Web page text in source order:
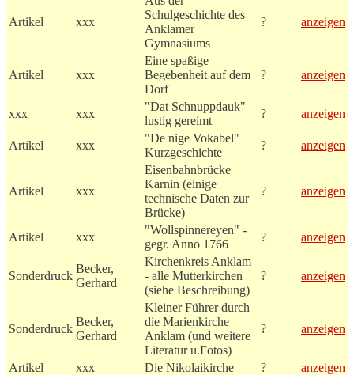
Artikel xxx
Schulgeschichte des
Anklamer
Gymnasiums
? anzeigen
Artikel xxx
Eine spaßige
Begebenheit auf dem
Dorf
? anzeigen
xxx xxx
"Dat Schnuppdauk"
lustig gereimt
? anzeigen
Artikel xxx
"De nige Vokabel"
Kurzgeschichte
? anzeigen
Artikel xxx
Eisenbahnbrücke
Karnin (einige
technische Daten zur
Brücke)
? anzeigen
Artikel xxx
"Wollspinnereyen" -
gegr. Anno 1766
? anzeigen
Sonderdruck
Becker,
Gerhard
Kirchenkreis Anklam
- alle Mutterkirchen
(siehe Beschreibung)
? anzeigen
Sonderdruck
Becker,
Gerhard
Kleiner Führer durch
die Marienkirche
Anklam (und weitere
Literatur u.Fotos)
? anzeigen
Artikel xxx Die Nikolaikirche ? anzeigen